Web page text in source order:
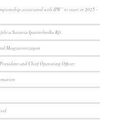
associated with IIW” to start in 2025 –
a Savaria Ipartechnika Kft.
Magyarországon
and Chief Operating Officer